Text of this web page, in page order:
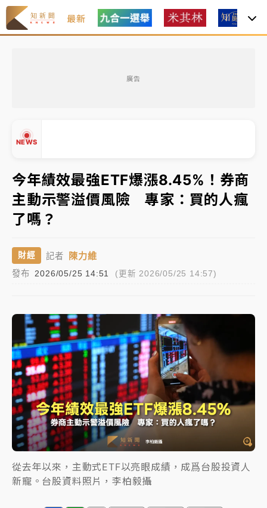
最新
廣告
NEWS
中信慈善基金會想增加董事人數！辜仲諒向法院聲請遭
駁 理由曝光
故宮《龍藏經》特展第2檔！今線上預約開賣一度塞車
周六起展出延長至晚上7時
台東農業處長涉圖利渡假村！東檢抗告成功 今重開羈
押庭
父親節泡湯了！中颱白海豚雨彈轟3天 「紅到發紫」降
雨熱區曝
暑假過三周才推「E宿新北打卡趣」！抽獎程序複雜 觀
旅局回應了
中信慈善基金會想增加董事人數！辜仲諒向法院聲請遭
駁 理由曝光
故宮《龍藏經》特展第2檔！今線上預約開賣一度塞車
周六起展出延長至晚上7時
台東農業處長涉圖利渡假村！東檢抗告成功 今重開羈
押庭
父親節泡湯了！中颱白海豚雨彈轟3天 「紅到發紫」降
雨熱區曝
今年績效最強ETF爆漲8.45%！券商
主動示警溢價風險 專家：買的人瘋
了嗎？
財經 記者 陳力維
發布 2026/05/25 14:51 (更新 2026/05/25 14:57)
從去年以來，主動式ETF以亮眼成績，成爲台股投資人
新寵。台股資料照片，李柏毅攝